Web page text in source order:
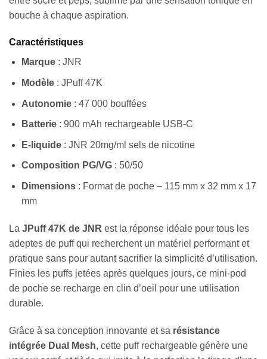
bouche à chaque aspiration.
Caractéristiques
Marque: JNR
Modèle: JPuff 47K
Autonomie: 47 000 bouffées
Batterie: 900 mAh rechargeable USB-C
E-liquide: JNR 20mg/ml sels de nicotine
Composition PG/VG: 50/50
Dimensions: Format de poche – 115 mm x 32 mm x 17
mm
La JPuff 47K de JNR est la réponse idéale pour tous les
adeptes de puff qui recherchent un matériel performant et
pratique sans pour autant sacrifier la simplicité d’utilisation.
Finies les puffs jetées après quelques jours, ce mini-pod
de poche se recharge en clin d’oeil pour une utilisation
durable.
Grâce à sa conception innovante et sa résistance
intégrée Dual Mesh, cette puff rechargeable génère une